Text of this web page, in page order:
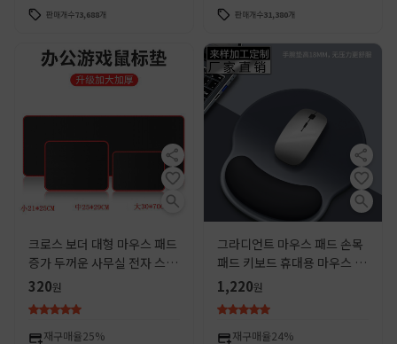
판매개수73,688개 판매개수31,380개
크로스 보더 대형 마우스 패드
증가 두꺼운 사무실 전자 스포
츠 게임 모든 검은 색과 빨간색
탑 패드
320원
재구매율25%
그라디언트 마우스 패드 손목
패드 키보드 휴대용 마우스 패
드 어린이 휴대용 손목 사무실
좋은 컴퓨터
1,220원
재구매율24%